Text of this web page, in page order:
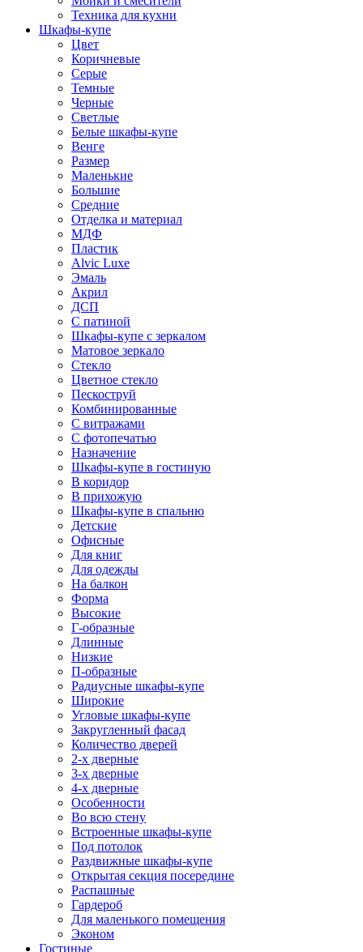
Техника для кухни
Шкафы-купе
Цвет
Коричневые
Серые
Темные
Черные
Светлые
Белые шкафы-купе
Венге
Размер
Маленькие
Большие
Средние
Отделка и материал
МДФ
Пластик
Alvic Luxe
Эмаль
Акрил
ДСП
С патиной
Шкафы-купе с зеркалом
Матовое зеркало
Стекло
Цветное стекло
Пескоструй
Комбинированные
С витражами
С фотопечатью
Назначение
Шкафы-купе в гостиную
В коридор
В прихожую
Шкафы-купе в спальню
Детские
Офисные
Для книг
Для одежды
На балкон
Форма
Высокие
Г-образные
Длинные
Низкие
П-образные
Радиусные шкафы-купе
Широкие
Угловые шкафы-купе
Закругленный фасад
Количество дверей
2-х дверные
3-х дверные
4-х дверные
Особенности
Во всю стену
Встроенные шкафы-купе
Под потолок
Раздвижные шкафы-купе
Открытая секция посередине
Распашные
Гардероб
Для маленького помещения
Эконом
Гостиные